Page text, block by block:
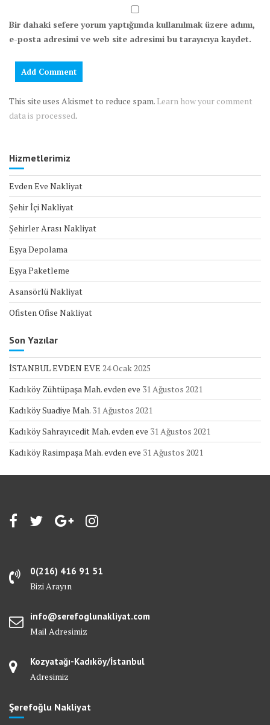
Bir dahaki sefere yorum yaptığımda kullanılmak üzere adımı,
e-posta adresimi ve web site adresimi bu tarayıcıya kaydet.
This site uses Akismet to reduce spam. Learn how your comment
data is processed.
Hizmetlerimiz
Evden Eve Nakliyat
Şehir İçi Nakliyat
Şehirler Arası Nakliyat
Eşya Depolama
Eşya Paketleme
Asansörlü Nakliyat
Ofisten Ofise Nakliyat
Son Yazılar
İSTANBUL EVDEN EVE 24 Ocak 2025
Kadıköy Zühtüpaşa Mah. evden eve 31 Ağustos 2021
Kadıköy Suadiye Mah. 31 Ağustos 2021
Kadıköy Sahrayıcedit Mah. evden eve 31 Ağustos 2021
Kadıköy Rasimpaşa Mah. evden eve 31 Ağustos 2021
0(216) 416 91 51
Bizi Arayın
info@serefoglunakliyat.com
Mail Adresimiz
Kozyatağı-Kadıköy/İstanbul
Adresimiz
Şerefoğlu Nakliyat